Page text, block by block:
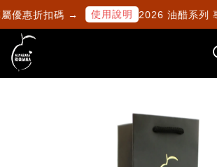
優惠折扣碼 → 使用說明 2026 油醋系列